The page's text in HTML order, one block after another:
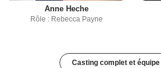
Anne Heche
Rôle : Rebecca Payne
Casting complet et